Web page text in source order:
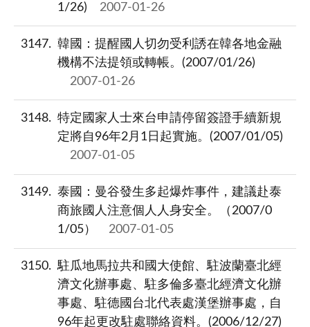
1/26)
2007-01-26
3147
韓國：提醒國人切勿受利誘在韓各地金融
機構不法提領或轉帳。(2007/01/26)
2007-01-26
3148
特定國家人士來台申請停留簽證手續新規
定將自96年2月1日起實施。(2007/01/05)
2007-01-05
3149
泰國：曼谷發生多起爆炸事件，建議赴泰
商旅國人注意個人人身安全。（2007/0
1/05）
2007-01-05
3150
駐瓜地馬拉共和國大使館、駐波蘭臺北經
濟文化辦事處、駐多倫多臺北經濟文化辦
事處、駐德國台北代表處漢堡辦事處，自
96年起更改駐處聯絡資料。(2006/12/27)